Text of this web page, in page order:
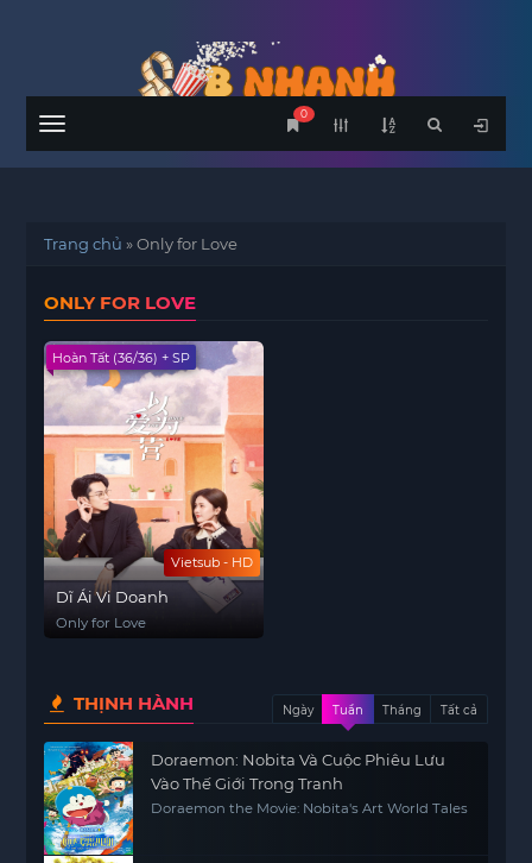
Menu
0
Trang chủ »Only for Love
ONLY FOR LOVE
Vietsub - HD
Hoàn Tất (36/36) + SP
Dĩ Ái Vi Doanh
Only for Love
THỊNH HÀNH Ngày Tuần Tháng Tất cả
Doraemon: Nobita Và Cuộc Phiêu Lưu
Vào Thế Giới Trong Tranh
Doraemon the Movie: Nobita's Art World Tales